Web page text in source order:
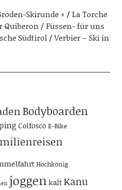
Skirunde +
La Torche
Quiberon
Füssen- für uns
Südtirol
Verbier – Ski in
Bodyboarden
Colfosco E-Bike
Hochkönig
joggenkaltKanu